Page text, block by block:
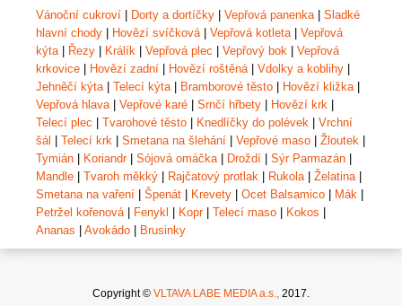
Vánoční cukroví Dorty a dortíčky Vepřová panenka| Sladké
hlavní chody
Hovězí svíčková| Vepřová kotleta| Vepřová
kýta| Řezy Králík Vepřová plec Vepřový bok
Vepřová
krkovice
Hovězí zadní Hovězí roštěná| Vdolky a koblihy
Jehněčí kýta| Telecí kýta| Bramborové těsto Hovězí kližka|
Vepřová hlava| Vepřové karé Srnčí hřbety Hovězí krk
Telecí plec
Tvarohové těsto Knedlíčky do polévek
Vrchní
šál
Telecí krk Smetana na šlehání Vepřové maso Žloutek
Tymián
Koriandr| Sójová omáčka| Droždí Sýr Parmazán
Mandle
Tvaroh měkký Rajčatový protlak Rukola| Želatina|
Smetana na vaření
Špenát Krevety Ocet Balsamico Mák
Petržel kořenová| Fenykl Kopr| Telecí maso Kokos
Ananas
Avokádo Brusinky
Copyright © VLTAVA LABE MEDIA a.s., 2017.